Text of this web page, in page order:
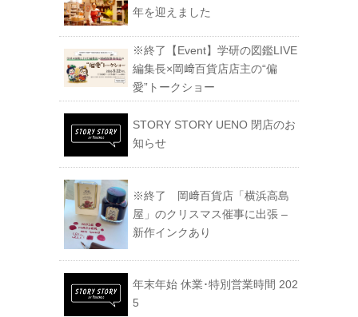
年を迎えました
※終了【Event】学研の図鑑LIVE
編集長×岡﨑百貨店店主の“偏
愛”トークショー
STORY STORY UENO 閉店のお
知らせ
※終了 岡﨑百貨店「横浜高島
屋」のクリスマス催事に出張 –
新作インクあり
年末年始 休業･特別営業時間 202
5